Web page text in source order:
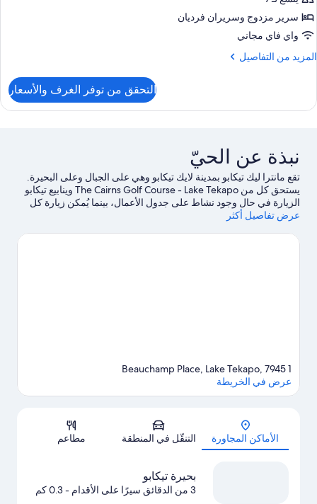
سرير مزدوج‫‬ وسريران فرديان
واي فاي مجاني
المزيد من التفاصيل
المزيد
غرفة
غرف
التحقق من توفر الغرف والأسعار
نبذة عن الحيّ
تقع مانترا ليك تيكابو بمدينة لايك تيكابو وهي على الجبال وعلى البحيرة.
يستحق كل من The Cairns Golf Course - Lake Tekapo وينابيع تيكابو
الزيارة في حال وجود نشاط على جدول الأعمال، بينما يُمكن زيارة كل
ومرصد جبل جون أيضًا. اكتشف المغامرات المائية في المنطقة من خلال
عرض تفاصيل أكثر
الخريطة
1 Beauchamp Place, Lake Tekapo, 7945
عرض في الخريطة
الأماكن المجاورة التنقّل في المنطقة مطاعم
بحيرة تيكابو
3 من الدقائق سيرًا على الأقدام - 0.3 كم